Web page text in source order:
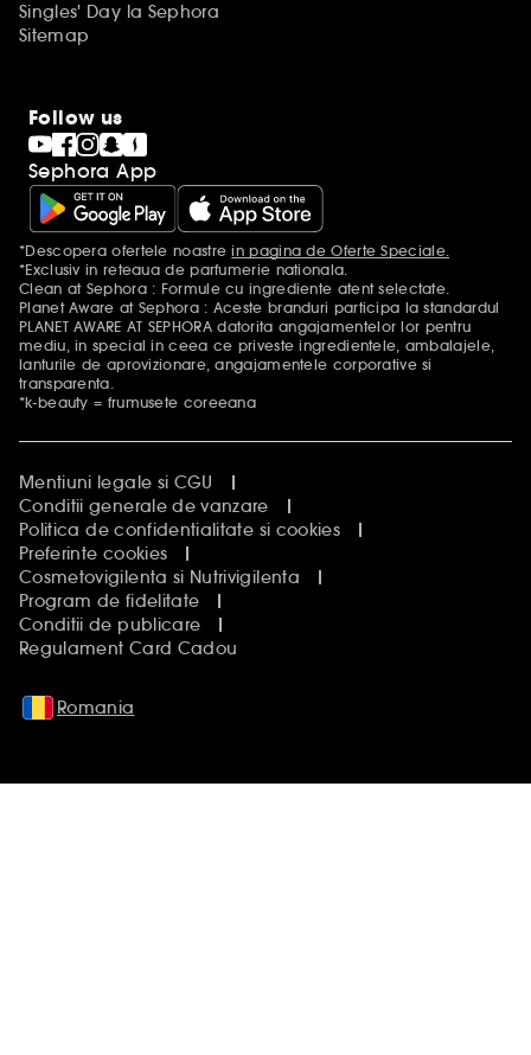
Singles' Day la Sephora
Sitemap
Follow us
Sephora App
Mentiuni aditionale
*Descopera ofertele noastrein pagina de Oferte Speciale.
*Exclusiv in reteaua de parfumerie nationala.
Clean at Sephora : Formule cu ingrediente atent selectate.
Planet Aware at Sephora : Aceste branduri participa la standardul
PLANET AWARE AT SEPHORA datorita angajamentelor lor pentru
mediu, in special in ceea ce priveste ingredientele, ambalajele,
lanturile de aprovizionare, angajamentele corporative si
transparenta.
*k-beauty = frumusete coreeana
Mentiuni legale si CGU
Conditii generale de vanzare
Politica de confidentialitate si cookies
Preferinte cookies
Cosmetovigilenta si Nutrivigilenta
Program de fidelitate
Conditii de publicare
Regulament Card Cadou
Romania